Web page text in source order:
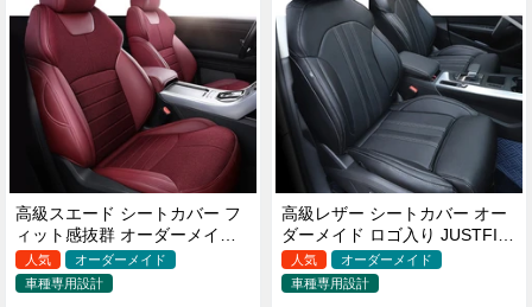
高級スエード シートカバー フ
ィット感抜群 オーダーメイド
耐久性 オシャレ 全席セット
人気
オーダーメイド
車種専用設計
高級レザー シートカバー オー
ダーメイド ロゴ入り JUSTFIT
保証 耐摩耗性 全席セット
人気
オーダーメイド
車種専用設計